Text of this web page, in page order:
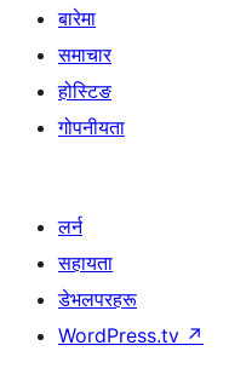
बारेमा
समाचार
होस्टिङ
गोपनीयता
लर्न
सहायता
डेभलपरहरू
WordPress.tv ↗